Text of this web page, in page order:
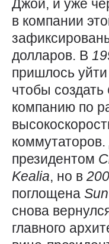
Джой, и уже
в компании
долларов. В
пришлось уйти
чтобы создать
компанию по
президентом
Kealia, но в
поглощена Sun
снова
главного